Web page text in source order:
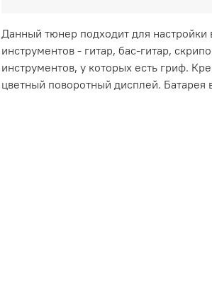
Данный тюнер подходит для
инструментов - гитар, бас-гитар,
инструментов, у которых есть гриф.
цветный поворотный дисплей. Батарея